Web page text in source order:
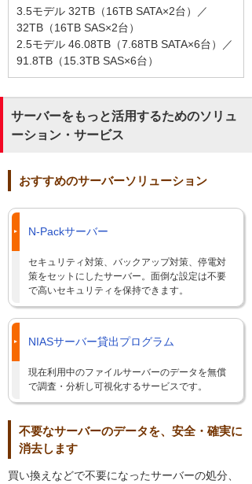
3.5モデル 32TB（16TB SATA×2台）／
32TB（16TB SAS×2台）
2.5モデル 46.08TB（7.68TB SATA×6台）／
91.8TB（15.3TB SAS×6台）
サーバーをもっと活用するためのソリュ
ーション・サービス
おすすめのサーバーソリューション
N-Packサーバー
セキュリティ対策、バックアップ対策、停電対
策をセットにしたサーバー。面倒な設定は不要
で高いセキュリティを保持できます。
NIASサーバー貸出プログラム
現在利用中のファイルサーバーのデータを無償
で調査・分析し可視化するサービスです。
不要なサーバーのデータを、安全・確実に
消去します
買い換えなどで不要になったサーバーの処分、